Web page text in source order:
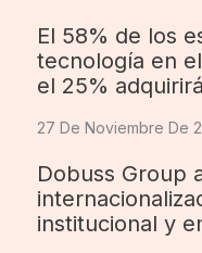
El 58% de los
tecnología en
el 25%
27 De Noviembre De
Dobuss Group
institucional y